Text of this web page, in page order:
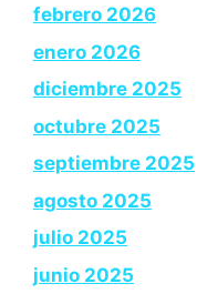
febrero 2026
enero 2026
diciembre 2025
octubre 2025
septiembre 2025
agosto 2025
julio 2025
junio 2025